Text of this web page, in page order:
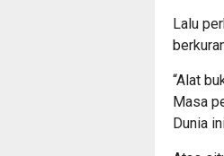
Lalu
“Alat
Masa
Dunia